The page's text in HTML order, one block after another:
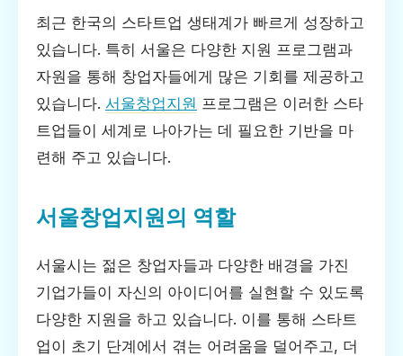
최근 한국의 스타트업 생태계가 빠르게 성장하고
있습니다. 특히 서울은 다양한 지원 프로그램과
자원을 통해 창업자들에게 많은 기회를 제공하고
있습니다. 서울창업지원 프로그램은 이러한 스타
트업들이 세계로 나아가는 데 필요한 기반을 마
련해 주고 있습니다.
서울창업지원의 역할
서울시는 젊은 창업자들과 다양한 배경을 가진
기업가들이 자신의 아이디어를 실현할 수 있도록
다양한 지원을 하고 있습니다. 이를 통해 스타트
업이 초기 단계에서 겪는 어려움을 덜어주고, 더